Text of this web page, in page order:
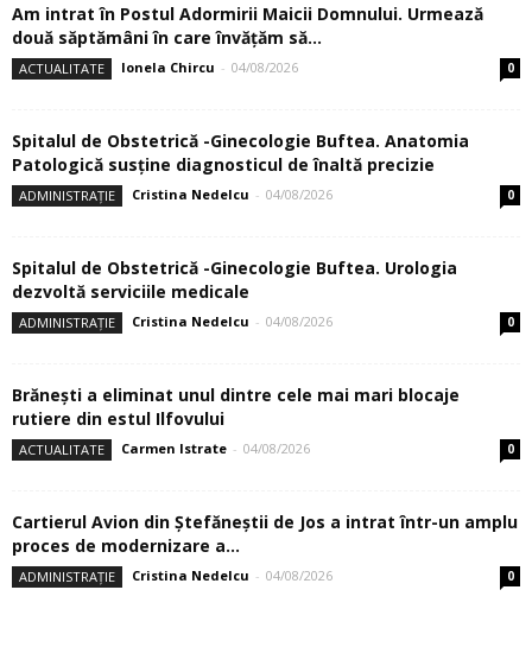
Am intrat în Postul Adormirii Maicii Domnului. Urmează
două săptămâni în care învăţăm să...
ACTUALITATE Ionela Chircu - 04/08/2026 0
Spitalul de Obstetrică -Ginecologie Buftea. Anatomia
Patologică susţine diagnosticul de înaltă precizie
ADMINISTRAȚIE Cristina Nedelcu - 04/08/2026 0
Spitalul de Obstetrică -Ginecologie Buftea. Urologia
dezvoltă serviciile medicale
ADMINISTRAȚIE Cristina Nedelcu - 04/08/2026 0
Brănești a eliminat unul dintre cele mai mari blocaje
rutiere din estul Ilfovului
ACTUALITATE Carmen Istrate - 04/08/2026 0
Cartierul Avion din Ştefăneştii de Jos a intrat într-un amplu
proces de modernizare a...
ADMINISTRAȚIE Cristina Nedelcu - 04/08/2026 0